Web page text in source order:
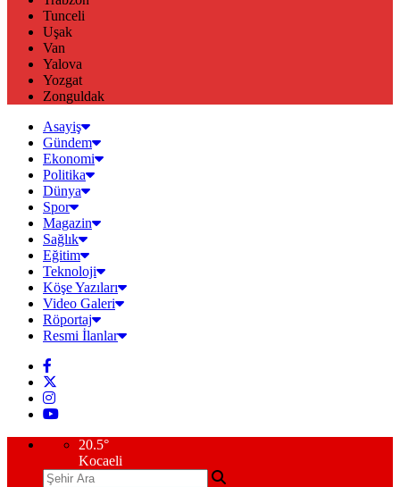
Tunceli
Uşak
Van
Yalova
Yozgat
Zonguldak
Asayiş
Gündem
Ekonomi
Politika
Dünya
Spor
Magazin
Sağlık
Eğitim
Teknoloji
Köşe Yazıları
Video Galeri
Röportaj
Resmi İlanlar
20.5°
Kocaeli